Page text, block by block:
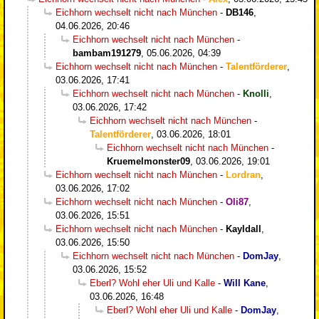
Eichhorn wechselt nicht nach München - DB146
04.06.2026, 20:46
Eichhorn wechselt nicht nach München -
bambam191279 05.06.2026, 04:39
Eichhorn wechselt nicht nach München - Talentförderer
03.06.2026, 17:41
Eichhorn wechselt nicht nach München - Knolli
03.06.2026, 17:42
Eichhorn wechselt nicht nach München -
Talentförderer 03.06.2026, 18:01
Eichhorn wechselt nicht nach München -
Kruemelmonster09 03.06.2026, 19:01
Eichhorn wechselt nicht nach München - Lordran
03.06.2026, 17:02
Eichhorn wechselt nicht nach München - Oli87
03.06.2026, 15:51
Eichhorn wechselt nicht nach München - Kayldall
03.06.2026, 15:50
Eichhorn wechselt nicht nach München - DomJay
03.06.2026, 15:52
Eberl? Wohl eher Uli und Kalle - Will Kane
03.06.2026, 16:48
Eberl? Wohl eher Uli und Kalle - DomJay